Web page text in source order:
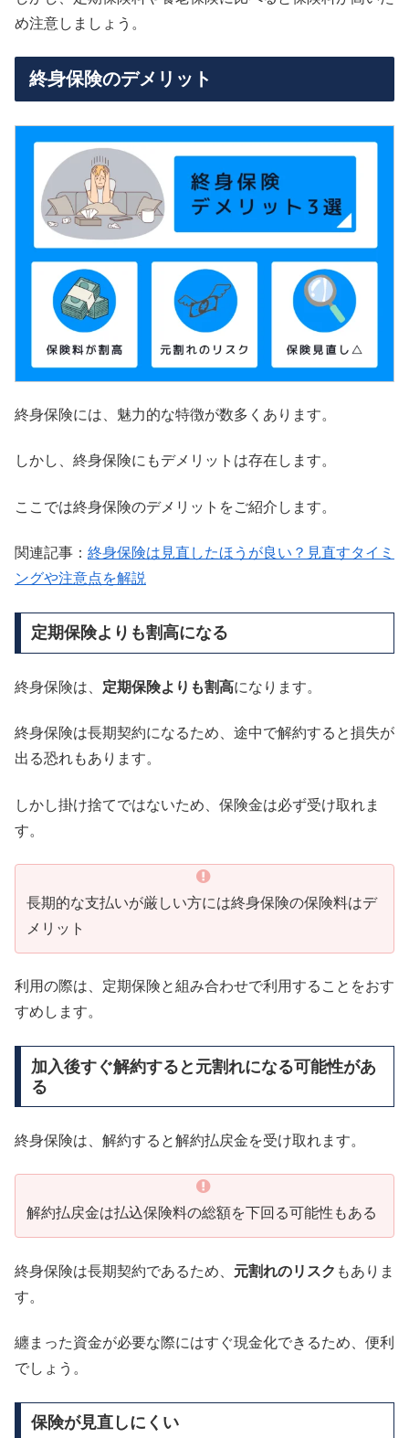
め注意しましょう。
終身保険のデメリット
終身保険には、魅力的な特徴が数多くあります。
しかし、終身保険にもデメリットは存在します。
ここでは終身保険のデメリットをご紹介します。
関連記事： 終身保険は見直したほうが良い？見直すタイミ
ングや注意点を解説
定期保険よりも割高になる
終身保険は、 定期保険よりも割高になります。
終身保険は長期契約になるため、途中で解約すると損失が
出る恐れもあります。
しかし掛け捨てではないため、保険金は必ず受け取れま
す。
長期的な支払いが厳しい方には終身保険の保険料はデ
メリット
利用の際は、定期保険と組み合わせで利用することをおす
すめします。
加入後すぐ解約すると元割れになる可能性があ
る
終身保険は、解約すると解約払戻金を受け取れます。
解約払戻金は払込保険料の総額を下回る可能性もある
終身保険は長期契約であるため、 元割れのリスク もありま
す。
纏まった資金が必要な際にはすぐ現金化できるため、便利
でしょう。
保険が見直しにくい